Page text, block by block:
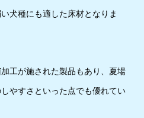
犬種にも適した床材となりま
工が施された製品もあり、夏場
やすさといった点でも優れてい